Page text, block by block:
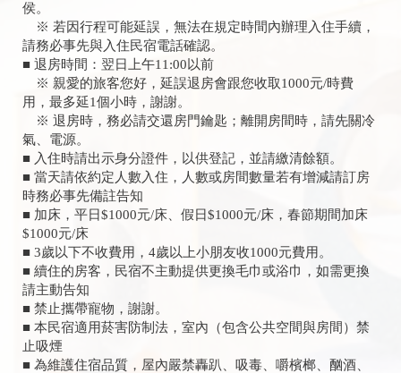
侯。
※ 若因行程可能延誤，無法在規定時間內辦理入住手續，
請務必事先與入住民宿電話確認。
■ 退房時間：翌日上午11:00以前
※ 親愛的旅客您好，延誤退房會跟您收取1000元/時費
用，最多延1個小時，謝謝。
※ 退房時，務必請交還房門鑰匙；離開房間時，請先關冷
氣、電源。
■ 入住時請出示身分證件，以供登記，並請繳清餘額。
■ 當天請依約定人數入住，人數或房間數量若有增減請訂房
時務必事先備註告知
■ 加床，平日$1000元/床、假日$1000元/床，春節期間加床
$1000元/床
■ 3歲以下不收費用，4歲以上小朋友收1000元費用。
■ 續住的房客，民宿不主動提供更換毛巾或浴巾，如需更換
請主動告知
■ 禁止攜帶寵物，謝謝。
■ 本民宿適用菸害防制法，室內（包含公共空間與房間）禁
止吸煙
■ 為維護住宿品質，屋內嚴禁轟趴、吸毒、嚼檳榔、酗酒、